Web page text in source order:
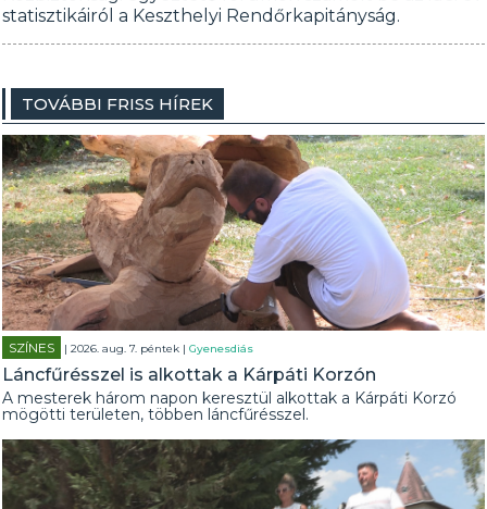
statisztikáiról a Keszthelyi Rendőrkapitányság.
TOVÁBBI FRISS HÍREK
SZÍNES | 2026. aug. 7. péntek |Gyenesdiás
Láncfűrésszel is alkottak a Kárpáti Korzón
A mesterek három napon keresztül alkottak a Kárpáti Korzó
mögötti területen, többen láncfűrésszel.